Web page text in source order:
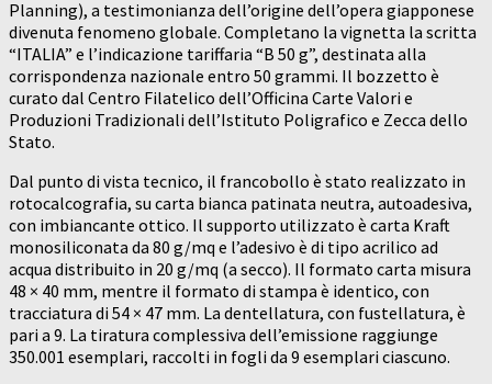
Planning), a testimonianza dell’origine dell’opera giapponese
divenuta fenomeno globale. Completano la vignetta la scritta
“ITALIA” e l’indicazione tariffaria “B 50 g”, destinata alla
corrispondenza nazionale entro 50 grammi. Il bozzetto è
curato dal Centro Filatelico dell’Officina Carte Valori e
Produzioni Tradizionali dell’Istituto Poligrafico e Zecca dello
Stato.
Dal punto di vista tecnico, il francobollo è stato realizzato in
rotocalcografia, su carta bianca patinata neutra, autoadesiva,
con imbiancante ottico. Il supporto utilizzato è carta Kraft
monosiliconata da 80 g/mq e l’adesivo è di tipo acrilico ad
acqua distribuito in 20 g/mq (a secco). Il formato carta misura
48 × 40 mm, mentre il formato di stampa è identico, con
tracciatura di 54 × 47 mm. La dentellatura, con fustellatura, è
pari a 9. La tiratura complessiva dell’emissione raggiunge
350.001 esemplari, raccolti in fogli da 9 esemplari ciascuno.